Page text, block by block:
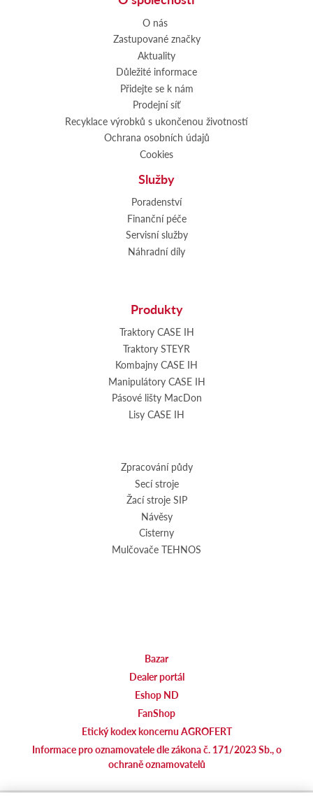
O nás
Zastupované značky
Aktuality
Důležité informace
Přidejte se k nám
Prodejní síť
Recyklace výrobků s ukončenou životností
Ochrana osobních údajů
Cookies
Služby
Poradenství
Finanční péče
Servisní služby
Náhradní díly
Produkty
Traktory CASE IH
Traktory STEYR
Kombajny CASE IH
Manipulátory CASE IH
Pásové lišty MacDon
Lisy CASE IH
Zpracování půdy
Secí stroje
Žací stroje SIP
Návěsy
Cisterny
Mulčovače TEHNOS
Bazar
Dealer portál
Eshop ND
FanShop
Etický kodex koncernu AGROFERT
Informace pro oznamovatele dle zákona č. 171/2023 Sb., o
ochraně oznamovatelů